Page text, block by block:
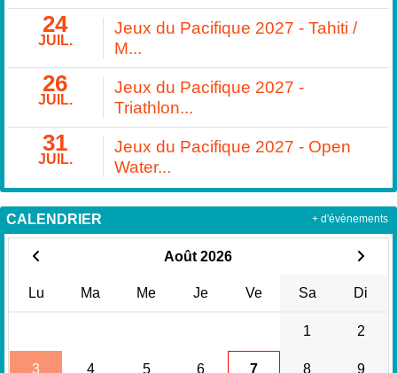
24
JUIL.
Jeux du Pacifique 2027 - Tahiti /
M...
26
JUIL.
Jeux du Pacifique 2027 -
Triathlon...
31
JUIL.
Jeux du Pacifique 2027 - Open
Water...
CALENDRIER
Août 2026
Lu Ma Me Je Ve Sa Di
1 2
3 4 5 6 7 8 9
+ d'évènements